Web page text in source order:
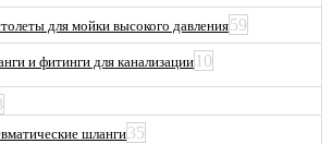
для мойки высокого давления59
и фитинги для канализации 10
шланги35